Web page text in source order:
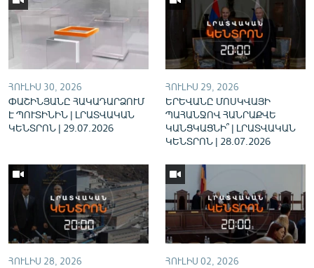
English
Русский
«Ազատության» բոլոր կայքերը
ՀՈՒԼԻՍ 30, 2026
ՓԱՇԻՆՅԱՆԸ ՀԱԿԱԴԱՐՁՈՒՄ
Է ՊՈՒՏԻՆԻՆ | ԼՐԱՏՎԱԿԱՆ
ԿԵՆՏՐՈՆ | 29.07.2026
ՀՈՒԼԻՍ 29, 2026
ԵՐԵՎԱՆԸ ՄՈՍԿՎԱՅԻ
ՊԱՀԱՆՋՈՎ ՀԱՆՐԱՔՎԵ
ԿԱՆՑԿԱՑՆԻ՞ | ԼՐԱՏՎԱԿԱՆ
ԿԵՆՏՐՈՆ | 28.07.2026
ՀՈՒԼԻՍ 28, 2026 ՀՈՒԼԻՍ 02, 2026